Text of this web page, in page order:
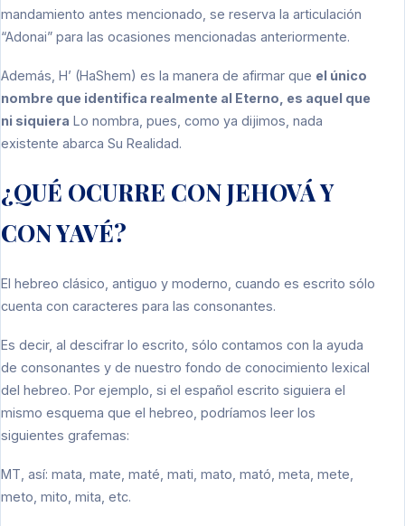
mandamiento antes mencionado, se reserva la articulación
“Adonai” para las ocasiones mencionadas anteriormente.
Además, H’ (HaShem) es la manera de afirmar que el único
nombre que identifica realmente al Eterno, es aquel que
ni siquiera Lo nombra, pues, como ya dijimos, nada
existente abarca Su Realidad.
¿QUÉ OCURRE CON JEHOVÁ Y
CON YAVÉ?
El hebreo clásico, antiguo y moderno, cuando es escrito sólo
cuenta con caracteres para las consonantes.
Es decir, al descifrar lo escrito, sólo contamos con la ayuda
de consonantes y de nuestro fondo de conocimiento lexical
del hebreo. Por ejemplo, si el español escrito siguiera el
mismo esquema que el hebreo, podríamos leer los
siguientes grafemas:
MT, así: mata, mate, maté, mati, mato, mató, meta, mete,
meto, mito, mita, etc.